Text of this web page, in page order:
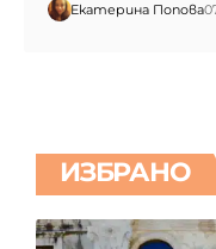
Екатерина Попова
ИЗБРАНО